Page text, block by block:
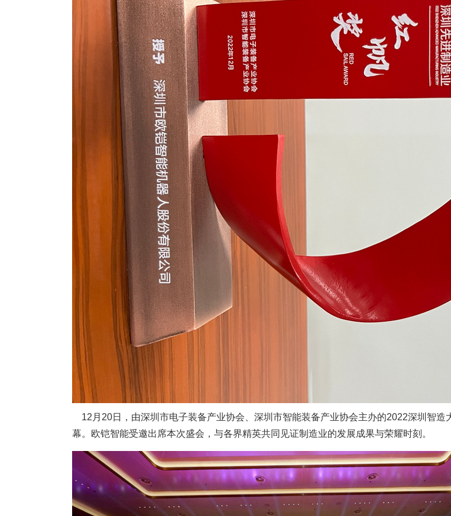
12月20日，由深圳市电子装备产业协会、深圳市智能装备产业协会主办的2022深圳智造
幕。欧铠智能受邀出席本次盛会，与各界精英共同见证制造业的发展成果与荣耀时刻。